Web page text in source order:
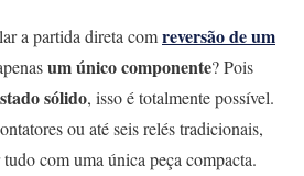
a partida direta comreversão de um
um único componente? Pois
sólido, isso é totalmente possível.
ou até seis relés tradicionais,
com uma única peça compacta.